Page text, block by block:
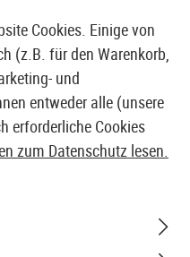
& GROßHÄNDLER
Cookies. Einige von
(z.B. für den Warenkorb,
und
entweder alle (unsere
erforderliche Cookies
zum Datenschutz lesen.